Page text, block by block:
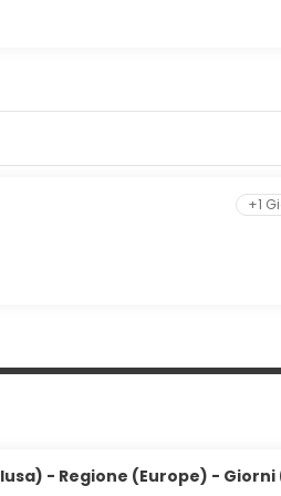
+1
- Regione (Europe) - Giorni